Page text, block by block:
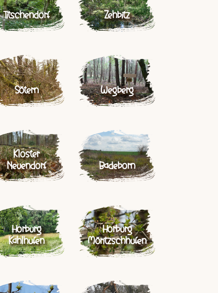
Titschendorf Zehbitz
Sötern Wegberg
Kloster
Neuendorf
Badeborn
Horburg
Kahlhufen
Horburg
Möritzschhufen